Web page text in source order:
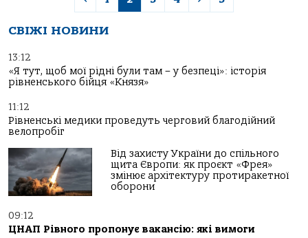
СВІЖІ НОВИНИ
13:12
«Я тут, щоб мої рідні були там – у безпеці»: історія
рівненського бійця «Князя»
11:12
Рівненські медики проведуть черговий благодійний
велопробіг
Від захисту України до спільного
щита Європи: як проєкт «Фрея»
змінює архітектуру протиракетної
оборони
09:12
ЦНАП Рівного пропонує вакансію: які вимоги